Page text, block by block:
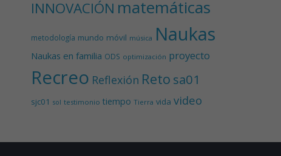
INNOVACIÓN matemáticas
metodología mundo móvil música Naukas
Naukas en familia ODS optimización proyecto
Recreo Reflexión Reto sa01
sjc01 sol testimonio tiempo Tierra vida video